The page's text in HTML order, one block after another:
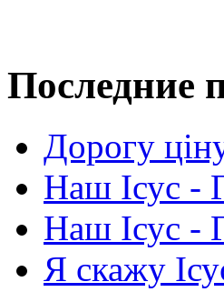
Последние
Дорогу
Наш Ісус -
Наш Ісус -
Я скажу